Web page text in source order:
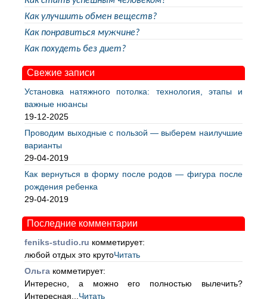
Как улучшить обмен веществ?
Как понравиться мужчине?
Как похудеть без диет?
Свежие записи
Установка натяжного потолка: технология, этапы и
важные нюансы
19-12-2025
Проводим выходные с пользой — выберем наилучшие
варианты
29-04-2019
Как вернуться в форму после родов — фигура после
рождения ребенка
29-04-2019
Последние комментарии
feniks-studio.ru комметирует:
любой отдых это крутоЧитать
Ольга комметирует:
Интересно, а можно его полностью вылечить?
Интересная...Читать